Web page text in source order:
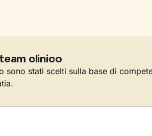
clinico
sono stati scelti sulla base di